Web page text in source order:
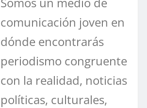
comunicación joven en
dónde encontrarás
periodismo congruente
con la realidad, noticias
políticas, culturales,